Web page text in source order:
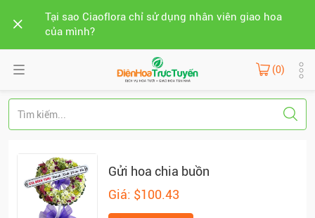
Tại sao Ciaoflora chỉ sử dụng nhân viên giao hoa
của mình?
(0)
Gửi hoa chia buồn
Giá: $100.43